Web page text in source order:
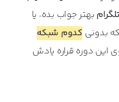
تلگرام بهتر جواب بده، یا
بدونی کدوم شبکه
این دوره قراره یادش